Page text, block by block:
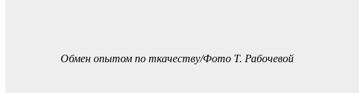
Обмен опытом по ткачеству/Фото Т. Рабочевой